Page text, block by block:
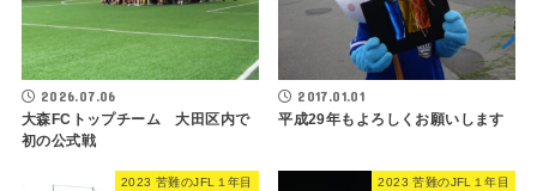
2026.07.06
大森FCトップチーム 大田区内で
初の公式戦
2017.01.01
平成29年もよろしくお願いします
2023 苦難のJFL１年目 2023 苦難のJFL１年目